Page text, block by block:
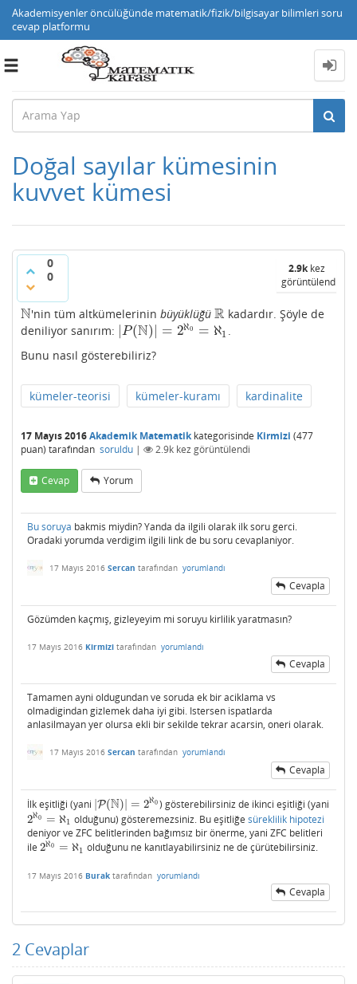
Akademisyenler öncülüğünde matematik/fizik/bilgisayar bilimleri soru
cevap platformu
Toggle
Doğal sayılar kümesinin
kuvvet kümesi
0
0
2.9kkez
görüntülendi
N
N'nin tüm altkümelerinin büyüklüğü R
R kadardır. Şöyle de
deniliyor sanırım:
P(N) = 2ℵ0 = ℵ1
|P(N)| 2ℵ 0=ℵ1
.
Bunu nasıl gösterebiliriz?
kümeler-teorisi kümeler-kuramı kardinalite
17 Mayıs 2016Akademik Matematikkategorisinde Kirmizi (477
puan) tarafından soruldu | 2.9k kez görüntülendi
Cevap Yorum
Bu soruya bakmis miydin? Yanda da ilgili olarak ilk soru gerci.
Oradaki yorumda verdigim ilgili link de bu soru cevaplaniyor.
17 Mayıs 2016 Sercan tarafından yorumlandı
Cevapla
Gözümden kaçmış, gizleyeyim mi soruyu kirlilik yaratmasın?
17 Mayıs 2016 Kirmizi tarafından yorumlandı
Cevapla
Tamamen ayni oldugundan ve soruda ek bir aciklama vs
olmadigindan gizlemek daha iyi gibi. Istersen ispatlarda
anlasilmayan yer olursa ekli bir sekilde tekrar acarsin, oneri olarak.
17 Mayıs 2016 Sercan tarafından yorumlandı
Cevapla
İlk eşitliği (yani P(N) = 2ℵ0
|P(N)| 2ℵ 0
) gösterebilirsiniz de ikinci eşitliği (yani
2ℵ0 = ℵ1
2ℵ0 =ℵ 1 olduğunu) gösteremezsiniz. Bu eşitliğe süreklilik hipotezi
deniyor ve ZFC belitlerinden bağımsız bir önerme, yani ZFC belitleri
ile 2ℵ0 = ℵ1
2ℵ0 =ℵ 1 olduğunu ne kanıtlayabilirsiniz ne de çürütebilirsiniz.
17 Mayıs 2016 Burak tarafından yorumlandı
Cevapla
2 Cevaplar